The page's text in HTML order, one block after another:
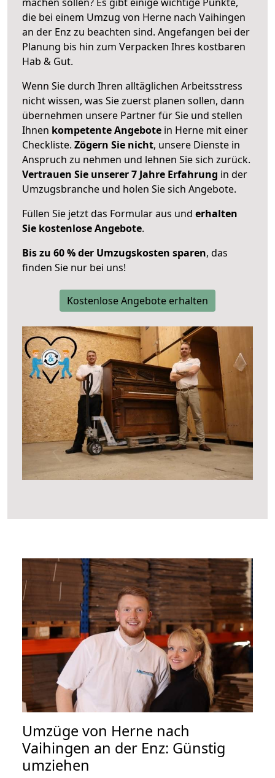
die bei einem Umzug von Herne nach Vaihingen
an der Enz zu beachten sind. Angefangen bei der
Planung bis hin zum Verpacken Ihres kostbaren
Hab & Gut.
Wenn Sie durch Ihren alltäglichen Arbeitsstress
nicht wissen, was Sie zuerst planen sollen, dann
übernehmen unsere Partner für Sie und stellen
Ihnen kompetente Angebote in Herne mit einer
Checkliste. Zögern Sie nicht, unsere Dienste in
Anspruch zu nehmen und lehnen Sie sich zurück.
Vertrauen Sie unserer 7 Jahre Erfahrung in der
Umzugsbranche und holen Sie sich Angebote.
Füllen Sie jetzt das Formular aus und erhalten
Sie kostenlose Angebote.
Bis zu 60 % der Umzugskosten sparen, das
finden Sie nur bei uns!
Kostenlose Angebote erhalten
Umzüge von Herne nach
Vaihingen an der Enz: Günstig
umziehen